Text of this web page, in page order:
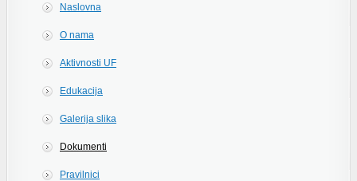
Naslovna
O nama
Aktivnosti UF
Edukacija
Galerija slika
Dokumenti
Pravilnici